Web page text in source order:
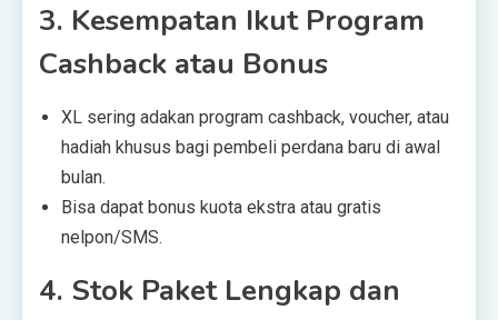
3. Kesempatan Ikut Program
Cashback atau Bonus
XL sering adakan program cashback, voucher, atau
hadiah khusus bagi pembeli perdana baru di awal
bulan.
Bisa dapat bonus kuota ekstra atau gratis
nelpon/SMS.
4. Stok Paket Lengkap dan